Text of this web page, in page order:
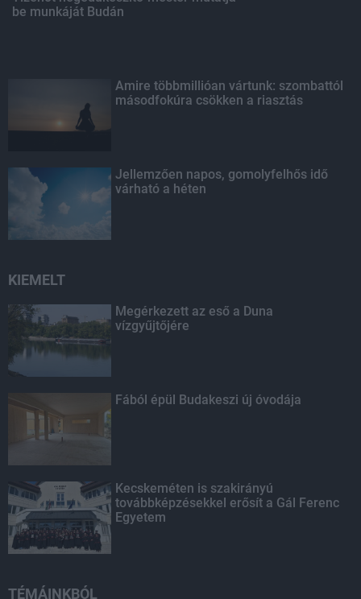
be munkáját Budán
Amire többmillióan vártunk: szombattól
másodfokúra csökken a riasztás
Jellemzően napos, gomolyfelhős idő
várható a héten
KIEMELT
Megérkezett az eső a Duna
vízgyűjtőjére
Fából épül Budakeszi új óvodája
Kecskeméten is szakirányú
továbbképzésekkel erősít a Gál Ferenc
Egyetem
TÉMÁINKBÓL